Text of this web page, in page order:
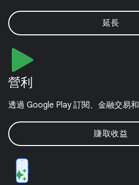
延長
營利
透過 Google Play 訂閱、金融交易
賺取收益